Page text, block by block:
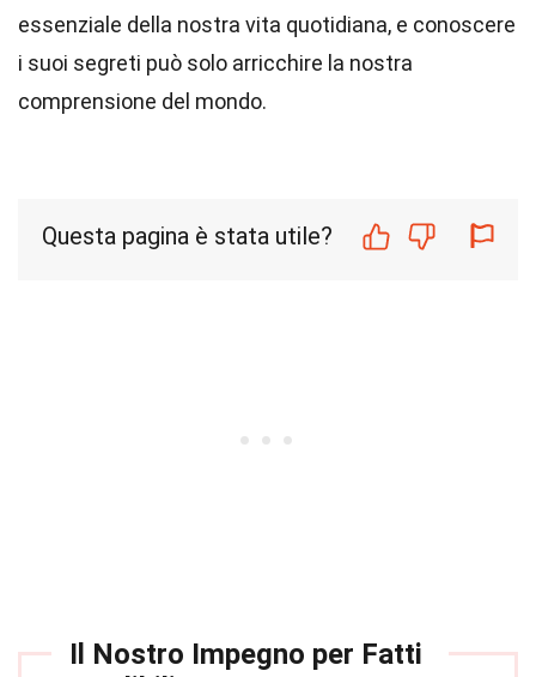
essenziale della nostra vita quotidiana, e conoscere
i suoi segreti può solo arricchire la nostra
comprensione del mondo.
Questa pagina è stata utile?
Il Nostro Impegno per Fatti